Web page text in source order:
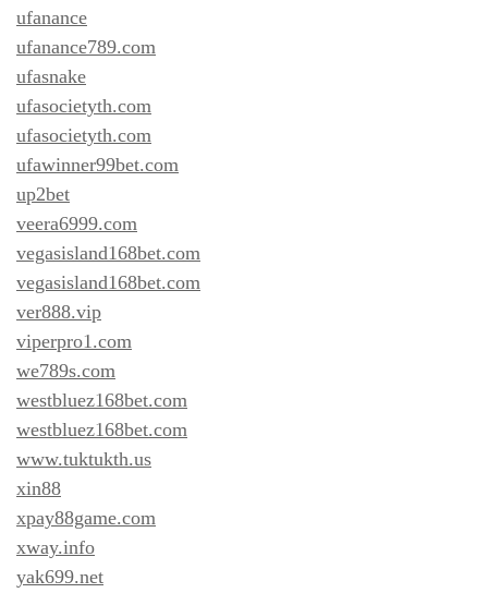
ufanance
ufanance789.com
ufasnake
ufasocietyth.com
ufasocietyth.com
ufawinner99bet.com
up2bet
veera6999.com
vegasisland168bet.com
vegasisland168bet.com
ver888.vip
viperpro1.com
we789s.com
westbluez168bet.com
westbluez168bet.com
www.tuktukth.us
xin88
xpay88game.com
xway.info
yak699.net